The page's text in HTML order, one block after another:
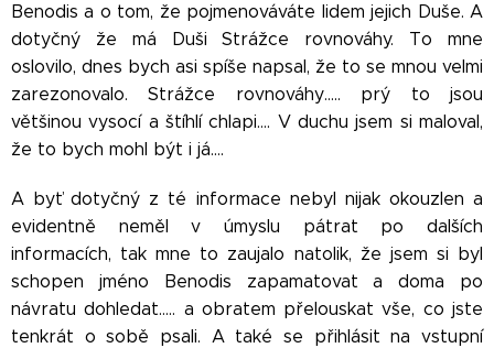
Benodis a o tom, že pojmenováváte lidem jejich Duše. A
dotyčný že má Duši Strážce rovnováhy. To mne
oslovilo, dnes bych asi spíše napsal, že to se mnou velmi
zarezonovalo. Strážce rovnováhy….. prý to jsou
většinou vysocí a štíhlí chlapi…. V duchu jsem si maloval,
že to bych mohl být i já….
A byť dotyčný z té informace nebyl nijak okouzlen a
evidentně neměl v úmyslu pátrat po dalších
informacích, tak mne to zaujalo natolik, že jsem si byl
schopen jméno Benodis zapamatovat a doma po
návratu dohledat….. a obratem přelouskat vše, co jste
tenkrát o sobě psali. A také se přihlásit na vstupní